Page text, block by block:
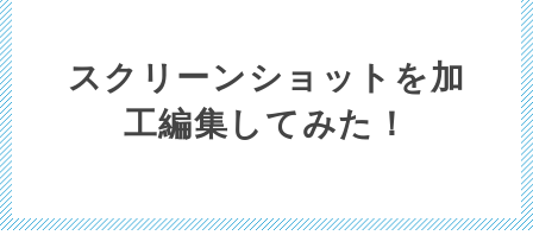
スクリーンショットを加
工編集してみた！